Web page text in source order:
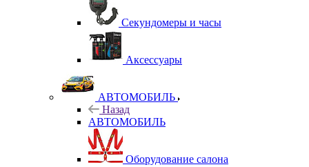
Секундомеры и часы
Аксессуары
АВТОМОБИЛЬ
Назад
АВТОМОБИЛЬ
Оборудование салона